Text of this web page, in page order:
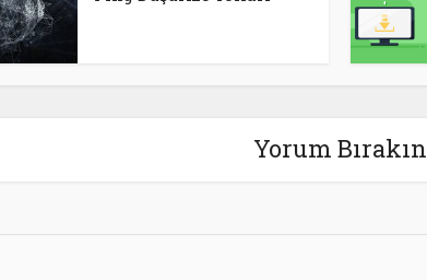
Yorum Bırakın